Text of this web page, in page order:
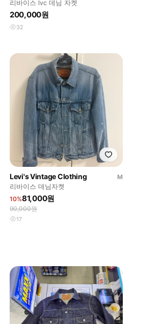
리바이스 lvc 데님 자켓
200,000원
32
Levi's Vintage Clothing
M
리바이스 데님자켓
10%81,000원
90,000원
17